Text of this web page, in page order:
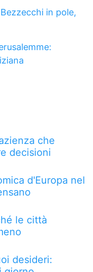
in pole,
che
decisioni
d'Europa nel
le città
desideri: